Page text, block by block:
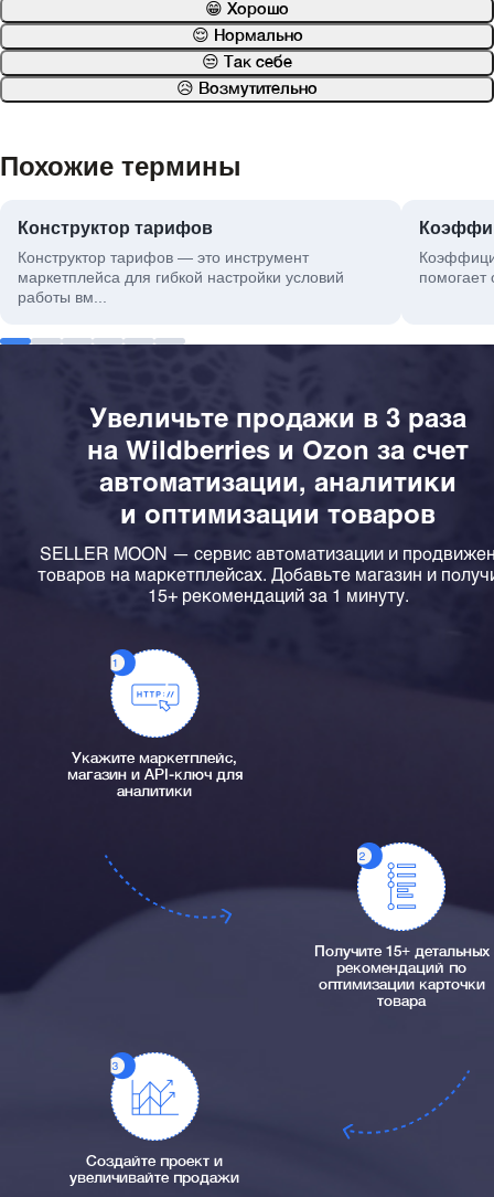
😁 Хорошо
😌 Нормально
😒 Так себе
😥 Возмутительно
Похожие термины
Конструктор тарифов
Конструктор тарифов — это инструмент
маркетплейса для гибкой настройки условий
работы вм...
помогает
Увеличьте продажи в 3 раза
на Wildberries и Ozon за счет
автоматизации, аналитики
и оптимизации товаров
SELLER MOON — сервис автоматизации и
товаров на маркетплейсах. Добавьте магазин и
15+ рекомендаций за 1 минуту.
Укажите маркетплейс,
магазин и API-ключ для
аналитики
Получите 15+ детальных
рекомендаций по
оптимизации карточки
товара
Создайте проект и
увеличивайте продажи